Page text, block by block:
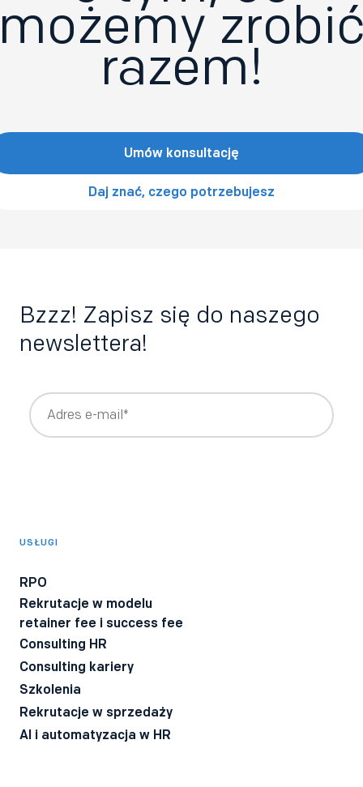
razem!
Umów konsultację
Daj znać, czego potrzebujesz
Bzzz! Zapisz się do naszego
newslettera!
branży.
Wyrażam zgodę na przetwarzanie moich danych osobowych
USŁUGI
RPO
Rekrutacje w modelu
retainer fee i success fee
Consulting HR
Consulting kariery
Szkolenia
Rekrutacje w sprzedaży
AI i automatyzacja w HR